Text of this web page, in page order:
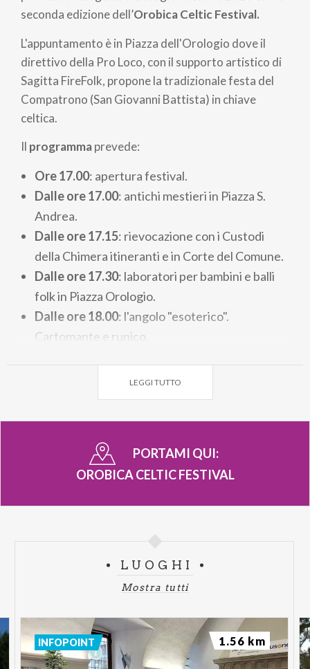
seconda edizione dell’Orobica Celtic Festival.
L'appuntamento è in Piazza dell'Orologio dove il
direttivo della Pro Loco, con il supporto artistico di
Sagitta FireFolk, propone la tradizionale festa del
Compatrono (San Giovanni Battista) in chiave
celtica.
Il programmaprevede:
Ore 17.00: apertura festival.
Dalle ore 17.00: antichi mestieri in Piazza S.
Andrea.
Dalle ore 17.15: rievocazione con i Custodi
della Chimera itineranti e in Corte del Comune.
Dalle ore 17.30: laboratori per bambini e balli
folk in Piazza Orologio.
Dalle ore 18.00: l'angolo "esoterico".
Cartomante e runico.
itineranti: i Giullari senza contea.
Dalle ore 18.30 alle ore 20.30: inizio musica live
degustazioni a tema.
Alle ore 20.45: sfida delle uova.
Bards From Yesterday in Piazza Orologio.
Una Gionata da non perdere!
In caso di maltempo l'evento verrà annullato.
LEGGI TUTTO
PORTAMI QUI:
OROBICA CELTIC FESTIVAL
LUOGHI
Mostra tutti
INFOPOINT 1.56 km